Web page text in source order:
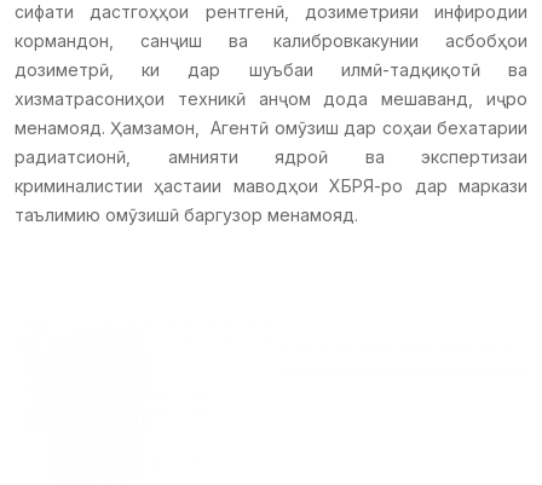
сифати дастгоҳҳои рентгенӣ, дозиметрияи инфиродии
кормандон, санҷиш ва калибровкакунии асбобҳои
дозиметрӣ, ки дар шуъбаи илмӣ-тадқиқотӣ ва
хизматрасониҳои техникӣ анҷом дода мешаванд, иҷро
менамояд. Ҳамзамон, Агентӣ омӯзиш дар соҳаи бехатарии
радиатсионӣ, амнияти ядроӣ ва экспертизаи
криминалистии ҳастаии маводҳои ХБРЯ-ро дар маркази
таълимию омӯзишӣ баргузор менамояд.